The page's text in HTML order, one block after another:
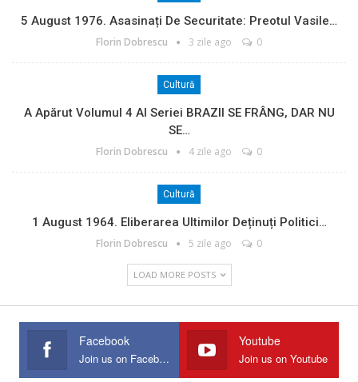
5 August 1976. Asasinați De Securitate: Preotul Vasile…
Florin Dobrescu 3 zile ago 0
Cultură
A Apărut Volumul 4 Al Seriei BRAZII SE FRÂNG, DAR NU
SE…
Florin Dobrescu 4 zile ago 0
Cultură
1 August 1964. Eliberarea Ultimilor Deținuți Politici…
Florin Dobrescu 5 zile ago 0
LOAD MORE POSTS
Facebook
Join us on Facebook
Youtube
Join us on Youtube